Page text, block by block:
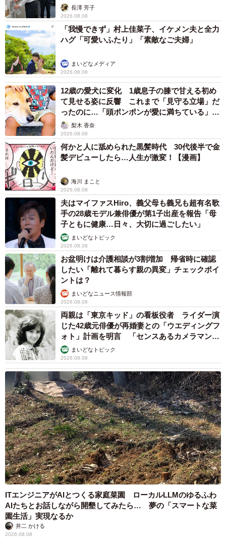
説】長澤 芳子
2026.08.08
「我慢できず」村上佳菜子、イケメン夫と全力
ハグ「可愛いふたり」「素敵なご夫婦」
まいどなメディア
2026.08.08
12歳の愛犬に変化 1歳息子の膝で甘える初め
て見せる姿に反響 これまで「見守る立場」だ
ったのに…「頭ポンポンが愛に満ちている」
「尊…」
梨木 香奈
2026.08.08
何かと人に舐められた黒髪時代 30代後半で金
髪デビューしたら…人生が激変！【漫画】
海川 まこと
2026.08.08
夫はマイファスHiro、義父母も義兄も超有名歌
手の28歳モデル兼俳優が第1子出産を報告「母
子ともに健康…日々、大切に過ごしたい」
まいどなトピック
2026.08.08
お盆明けは介護相談が3割増加 帰省時に確認
したい「離れて暮らす親の異変」チェックポイ
ントは？
まいどなニュース情報部
2026.08.08
両親は「東京キッド」の看板役者 ライダー演
じた42歳元俳優が再婚妻との「ウエディングフ
ォト」計画を明言 「センスあるカメラマン求
む」まいどなトピック
2026.08.08
ITエンジニアがAIとつくる家庭菜園 ローカルLLMのゆるふわ
AIたちとお話しながら開墾してみたら… 夢の「スマートな菜
園生活」実現なるか
井二 かける
2026.08.08